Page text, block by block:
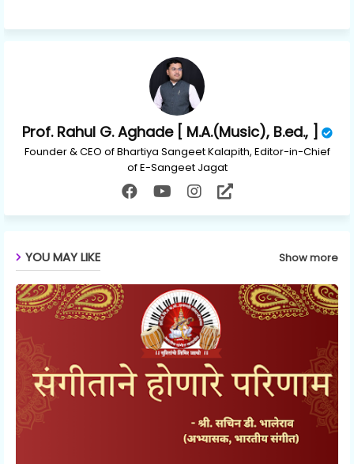
Prof. Rahul G. Aghade [ M.A.(Music), B.ed., ]
Founder & CEO of Bhartiya Sangeet Kalapith, Editor-in-Chief
of E-Sangeet Jagat
YOU MAY LIKE Show more